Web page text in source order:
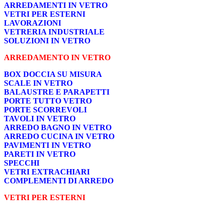
ARREDAMENTI IN VETRO
VETRI PER ESTERNI
LAVORAZIONI
VETRERIA INDUSTRIALE
SOLUZIONI IN VETRO
ARREDAMENTO IN VETRO
BOX DOCCIA SU MISURA
SCALE IN VETRO
BALAUSTRE E PARAPETTI
PORTE TUTTO VETRO
PORTE SCORREVOLI
TAVOLI IN VETRO
ARREDO BAGNO IN VETRO
ARREDO CUCINA IN VETRO
PAVIMENTI IN VETRO
PARETI IN VETRO
SPECCHI
VETRI EXTRACHIARI
COMPLEMENTI DI ARREDO
VETRI PER ESTERNI